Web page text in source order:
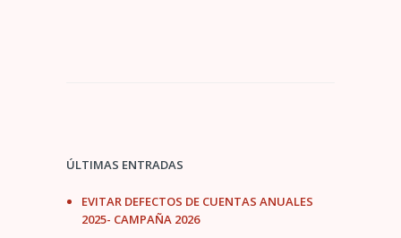
ÚLTIMAS ENTRADAS
EVITAR DEFECTOS DE CUENTAS ANUALES
2025- CAMPAÑA 2026